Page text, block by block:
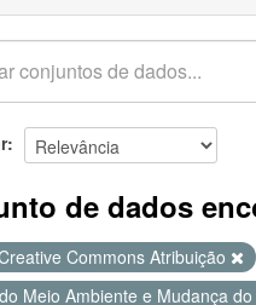
de dados
Commons Atribuição
Meio Ambiente e Mudança